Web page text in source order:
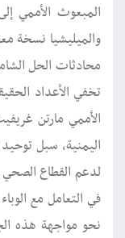
المبعوث الأممي
والميليشيا نسخة
محادثات الحل
تخفي الأعداد
الأممي مارتن
اليمنية، سبل
لدعم القطاع الصحي
في التعامل مع
نحو مواجهة هذه